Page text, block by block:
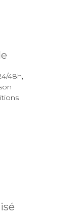
48h,